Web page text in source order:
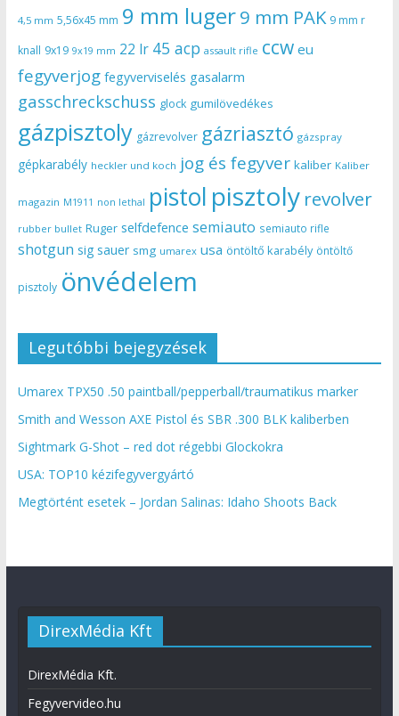
4,5 mm 5,56x45 mm 9 mm luger9 mm PAK 9 mm r
knall 9x19 9x19 mm 22 lr 45 acp assault rifle ccw eu
fegyverjog fegyverviselés gasalarm
gasschreckschuss glock gumilövedékes
gázpisztoly gázrevolver gázriasztó gázspray
gépkarabély heckler und koch jog és fegyver kaliber Kaliber
magazin M1911 non lethal pistol pisztoly revolver
rubber bullet Ruger selfdefence semiauto semiauto rifle
shotgun sig sauer smg umarex usa öntöltő karabély öntöltő
pisztoly önvédelem
Legutóbbi bejegyzések
Umarex TPX50 .50 paintball/pepperball/traumatikus marker
Smith and Wesson AXE Pistol és SBR .300 BLK kaliberben
Sightmark G-Shot – red dot régebbi Glockokra
USA: TOP10 kézifegyvergyártó
Megtörtént esetek – Jordan Salinas: Idaho Shoots Back
DirexMédia Kft
DirexMédia Kft.
Fegyvervideo.hu